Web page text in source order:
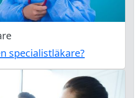
specialistläkare?